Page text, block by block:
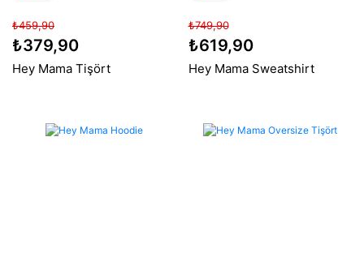
₺459,90
₺379,90
Hey Mama Tişört
₺749,90
₺619,90
Hey Mama Sweatshirt